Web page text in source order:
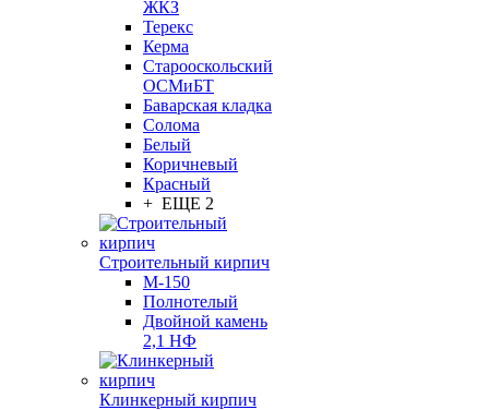
ЖКЗ
Терекс
Керма
Старооскольский
ОСМиБТ
Баварская кладка
Солома
Белый
Коричневый
Красный
+ ЕЩЕ 2
Строительный кирпич
М-150
Полнотелый
Двойной камень
2,1 НФ
Клинкерный кирпич